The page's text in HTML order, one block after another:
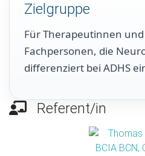
Zielgruppe
Für Therapeutinnen
Fachpersonen, die
differenziert bei ADHS
Referent/in